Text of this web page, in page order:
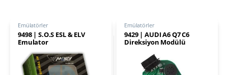
Emülatörler
9498 | S.O.S ESL & ELV
Emulator
Emülatörler
9429 | AUDI A6 Q7 C6
Direksiyon Modülü
Emülatörü, VVDI Prog Özel
Programlama